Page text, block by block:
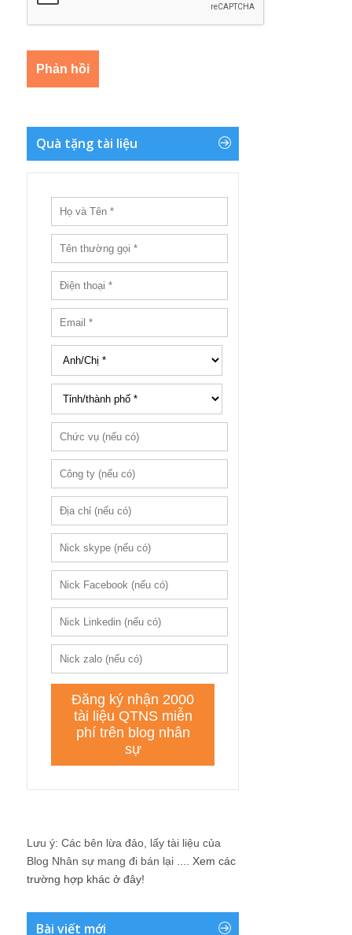
Quà tặng tài liệu
Lưu ý: Các bên lừa đảo, lấy tài liệu của
Blog Nhân sự mang đi bán lại .... Xem các
trường hợp khác ở đây!
Bài viết mới